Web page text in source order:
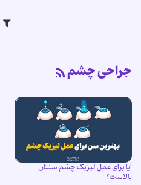
جراحی چشم
آیا برای عمل لیزیک چشم سنتان
بالاست؟